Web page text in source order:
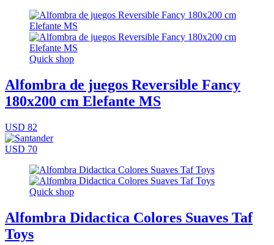
Quick shop
Alfombra de juegos Reversible Fancy
180x200 cm Elefante MS
USD 82
USD 70
Quick shop
Alfombra Didactica Colores Suaves Taf
Toys